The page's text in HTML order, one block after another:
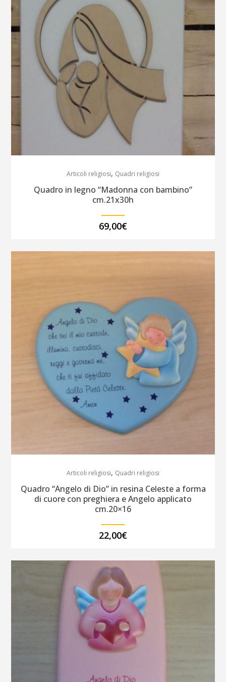
Articoli religiosi, Quadri religiosi
Quadro in legno “Madonna con bambino”
cm.21x30h
69,00€
Articoli religiosi, Quadri religiosi
Quadro “Angelo di Dio” in resina Celeste a forma
di cuore con preghiera e Angelo applicato
cm.20×16
22,00€